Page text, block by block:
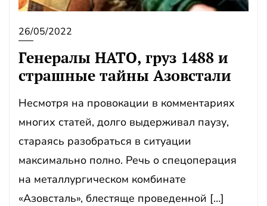
26/05/2022
Генералы НАТО, груз 1488 и
страшные тайны Азовстали
Несмотря на провокации в комментариях
многих статей, долго выдерживал паузу,
стараясь разобраться в ситуации
максимально полно. Речь о спецоперация
на металлургическом комбинате
«Азовсталь», блестяще проведенной […]